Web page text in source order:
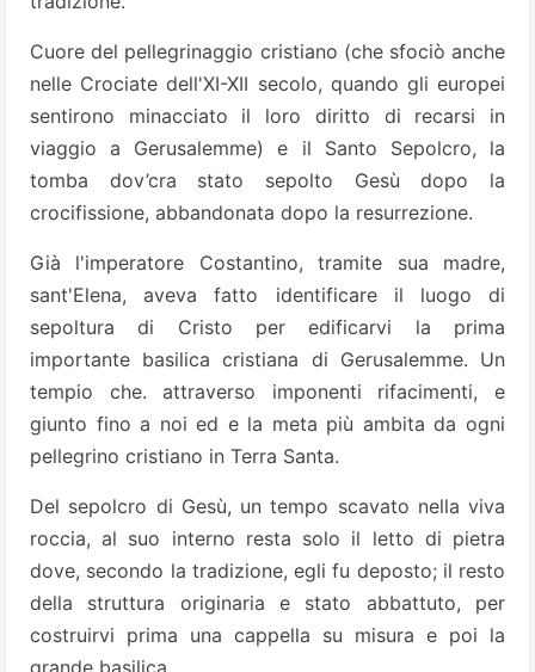
Cuore del pellegrinaggio cristiano (che sfociò anche
nelle Crociate dell'XI-XII secolo, quando gli europei
sentirono minacciato il loro diritto di recarsi in
viaggio a Gerusalemme) e il Santo Sepolcro, la
tomba dov’cra stato sepolto Gesù dopo la
crocifissione, abbandonata dopo la resurrezione.
Già l'imperatore Costantino, tramite sua madre,
sant'Elena, aveva fatto identificare il luogo di
sepoltura di Cristo per edificarvi la prima
importante basilica cristiana di Gerusalemme. Un
tempio che. attraverso imponenti rifacimenti, e
giunto fino a noi ed e la meta più ambita da ogni
pellegrino cristiano in Terra Santa.
Del sepolcro di Gesù, un tempo scavato nella viva
roccia, al suo interno resta solo il letto di pietra
dove, secondo la tradizione, egli fu deposto; il resto
della struttura originaria e stato abbattuto, per
costruirvi prima una cappella su misura e poi la